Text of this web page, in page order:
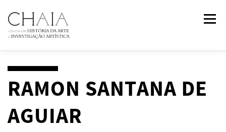
para
conteúdo
Menu
PUBLICAÇÕES NOTÍCIAS
RAMON SANTANA DE
AGUIAR